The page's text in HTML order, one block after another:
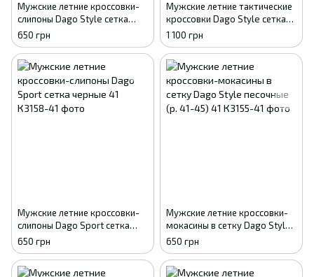
Мужские летние кроссовки-
слипоны Dago Style сетка
бежевые 41
650 грн
Мужские летние тактические
кроссовки Dago Style сетка
койот камуфляж 41
1 100 грн
Мужские летние кроссовки-
слипоны Dago Sport сетка
черные 41
650 грн
Мужские летние кроссовки-
мокасины в сетку Dago Style
песочные (р. 41-45) 41
650 грн